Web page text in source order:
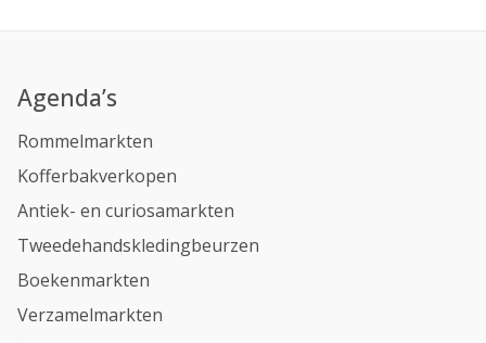
Agenda’s
Rommelmarkten
Kofferbakverkopen
Antiek- en curiosamarkten
Tweedehandskledingbeurzen
Boekenmarkten
Verzamelmarkten